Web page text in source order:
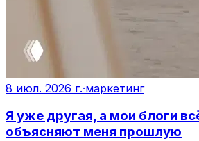
8 июл. 2026 г.·маркетинг
Я уже другая, а мои блоги
объясняют меня прошлую